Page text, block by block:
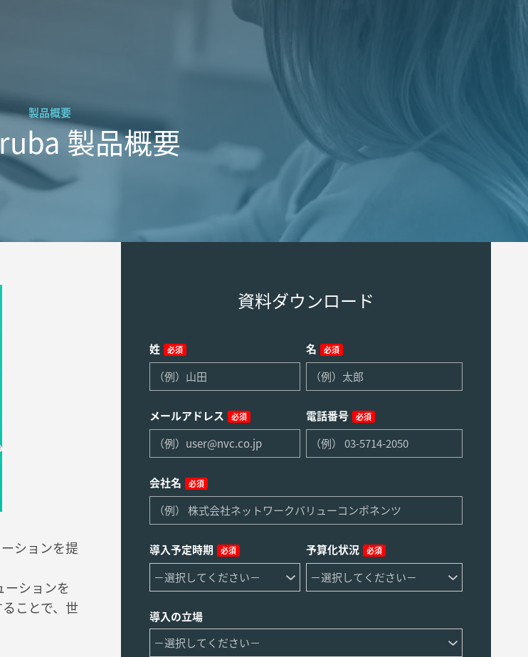
製品概要
製品概要
ションを提
ションを
ことで、世
資料ダウンロード
姓 必須 名 必須
メールアドレス 必須 電話番号 必須
会社名 必須
導入予定時期 必須 予算化状況 必須
導入の立場